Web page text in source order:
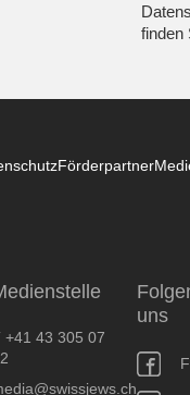
finden
Förderpartner
+41 43 305 07
uns